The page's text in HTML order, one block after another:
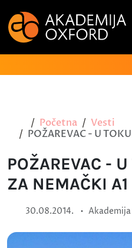
Početna
Vesti
POŽAREVAC - U
POŽAREVAC -
ZA NEMAČKI A1
30.08.2014. •